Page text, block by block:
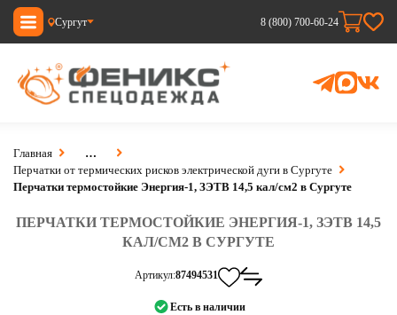
Сургут 8 (800) 700-60-24
Главная
…
Перчатки от термических рисков электрической дуги в Сургуте
Перчатки термостойкие Энергия-1, ЗЭТВ 14,5 кал/см2 в Сургуте
ПЕРЧАТКИ ТЕРМОСТОЙКИЕ ЭНЕРГИЯ-1, ЗЭТВ 14,5
КАЛ/СМ2 В СУРГУТЕ
Артикул:87494531
Есть в наличии